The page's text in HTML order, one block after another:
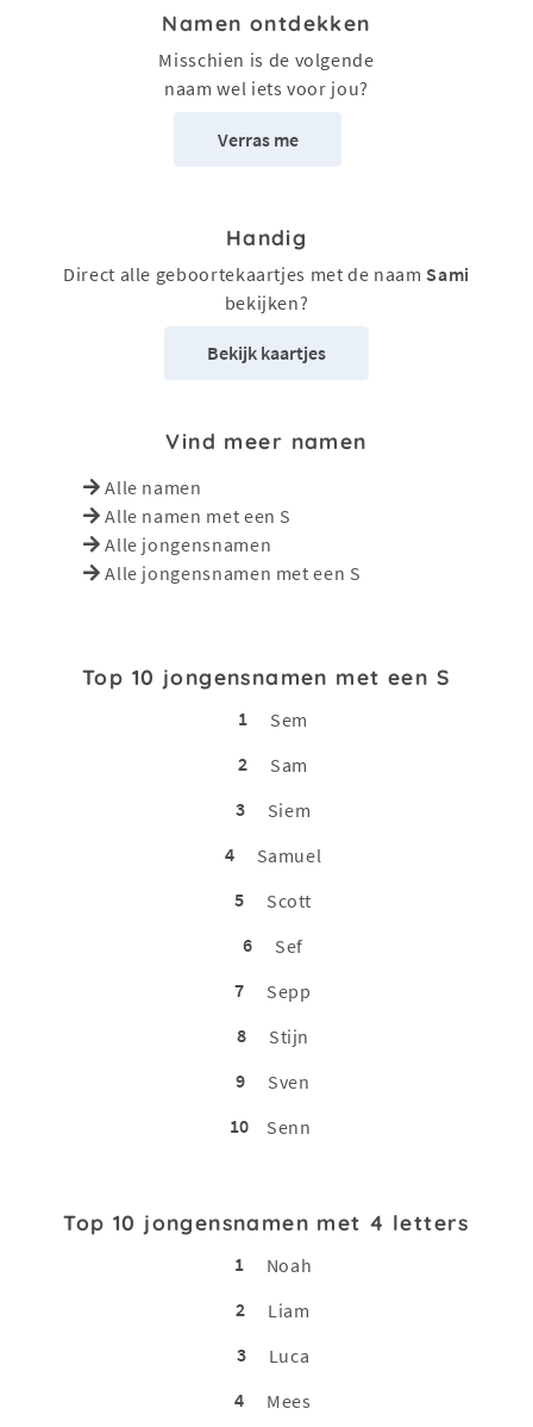
Namen ontdekken
Misschien is de volgende
naam wel iets voor jou?
Verras me
Handig
Direct alle geboortekaartjes met de naam Sami
bekijken?
Bekijk kaartjes
Vind meer namen
Alle namen
Alle namen met een S
Alle jongensnamen
Alle jongensnamen met een S
Top 10 jongensnamen met een S
1
Sem
2
Sam
3
Siem
4
Samuel
5
Scott
6
Sef
7
Sepp
8
Stijn
9
Sven
10
Senn
Top 10 jongensnamen met 4 letters
1
Noah
2
Liam
3
Luca
4
Mees